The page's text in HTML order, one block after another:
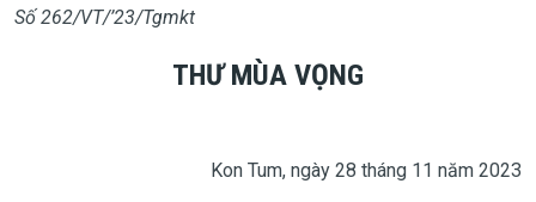
Số 262/VT/’23/Tgmkt
THƯ MÙA VỌNG
Kon Tum, ngày 28 tháng 11 năm 2023